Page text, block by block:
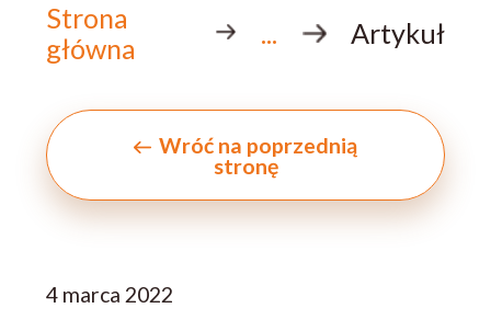
Strona
główna
... Artykuł
Wróć na poprzednią
stronę
4 marca 2022